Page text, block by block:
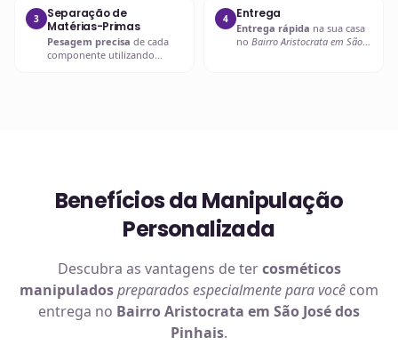
esclarecimentos.
3
Separação de
Matérias-Primas
Pesagem precisa de cada
componente utilizando
4 Entrega
Entrega rápida na sua casa
no Bairro Aristocrata em São
Benefícios da Manipulação
Personalizada
Descubra as vantagens de tercosméticos
manipuladospreparados especialmente para você com
entrega no Bairro Aristocrata em São José dos
Pinhais.